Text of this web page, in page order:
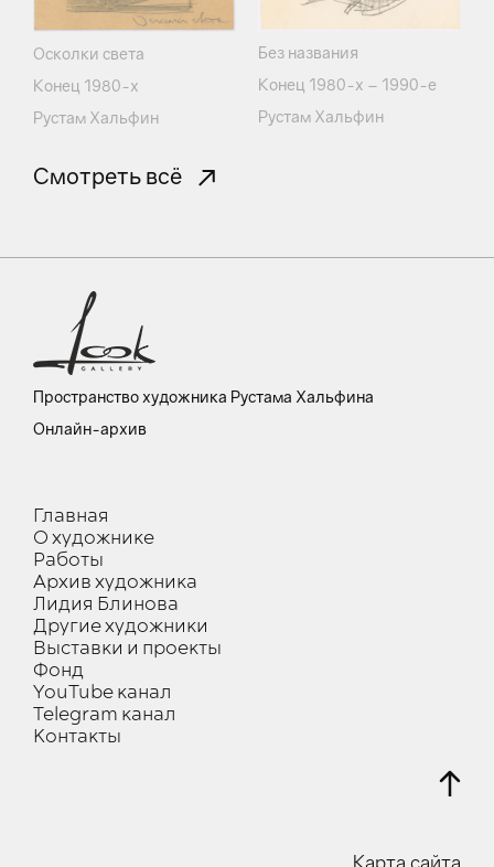
Осколки света
Конец 1980-х
Рустам Хальфин
Без названия
Конец 1980-х – 1990-е
Рустам Хальфин
Смотреть всё
Пространство художника Рустама Хальфина
Онлайн-архив
Главная
О художнике
Работы
Архив художника
Лидия Блинова
Другие художники
Выставки и проекты
Фонд
YouTube канал
Telegram канал
Контакты
Карта сайта